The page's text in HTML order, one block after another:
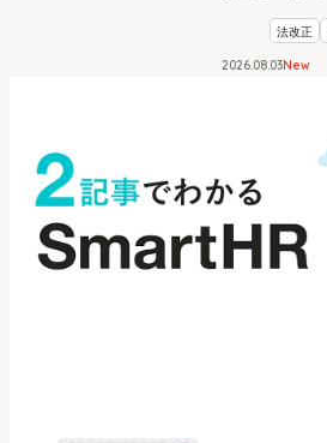
法改正
2026.08 03New